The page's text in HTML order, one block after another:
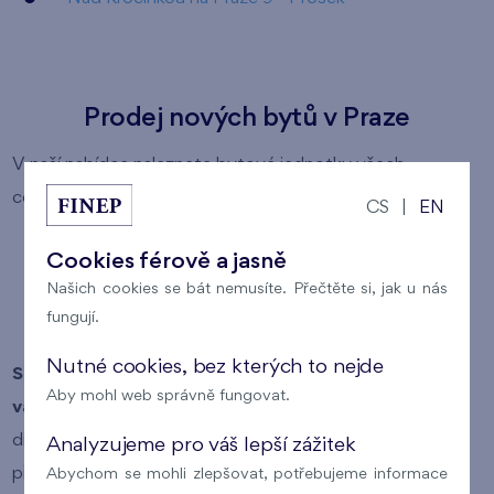
Prodej nových bytů v Praze
V naší nabídce naleznete bytové jednotky všech
cenových kategorií:
byty střední kategorie
luxusní byty
Snadno si tak můžete vybrat byt, který odpovídá
vašim požadavkům
(lokalita, typ vlastnictví bytu,
dispozice bytu, plocha bytu a cena bytu). Pokud si v
přehledu nabízených bytů kliknete na číslo konkrétního
CS EN
Cookies férově a jasně
Našich cookies se bát nemusíte. Přečtěte si, jak u nás
fungují.
Nutné cookies, bez kterých to nejde
Aby mohl web správně fungovat.
Analyzujeme pro váš lepší zážitek
Abychom se mohli zlepšovat, potřebujeme informace